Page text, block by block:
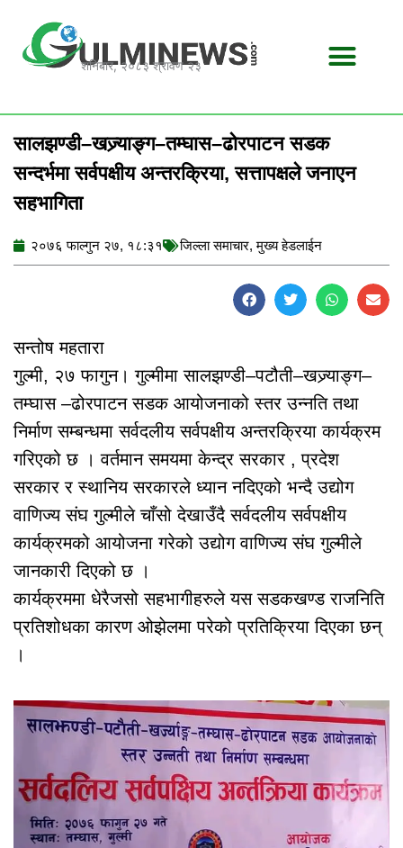
content
शनिबार, २०८३ श्रावण २३
सालझण्डी–खज्र्याङ्ग–तम्घास–ढोरपाटन सडक
सन्दर्भमा सर्वपक्षीय अन्तरक्रिया, सत्तापक्षले जनाएन
सहभागिता
२०७६ फाल्गुन २७, १८:३१ जिल्ला समाचार,मुख्य हेडलाईन
सन्तोष महतारा
गुल्मी, २७ फागुन। गुल्मीमा सालझण्डी–पटौती–खज्र्याङ्ग–
तम्घास –ढोरपाटन सडक आयोजनाको स्तर उन्नति तथा
निर्माण सम्बन्धमा सर्वदलीय सर्वपक्षीय अन्तरक्रिया कार्यक्रम
गरिएको छ । वर्तमान समयमा केन्द्र सरकार , प्रदेश
सरकार र स्थानिय सरकारले ध्यान नदिएको भन्दै उद्योग
वाणिज्य संघ गुल्मीले चाँसो देखाउँदै सर्वदलीय सर्वपक्षीय
कार्यक्रमको आयोजना गरेको उद्योग वाणिज्य संघ गुल्मीले
जानकारी दिएको छ ।
कार्यक्रममा धेरैजसो सहभागीहरुले यस सडकखण्ड राजनिति
प्रतिशोधका कारण ओझेलमा परेको प्रतिक्रिया दिएका छन्
।